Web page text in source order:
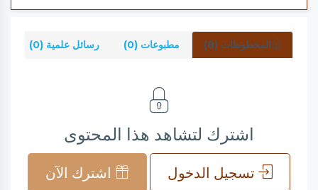
المخطوطات (8) مطبوعات (0) رسائل علمية (0)
اشترك لتشاهد هذا المحتوى
تسجيل الدخول اشترك الآن